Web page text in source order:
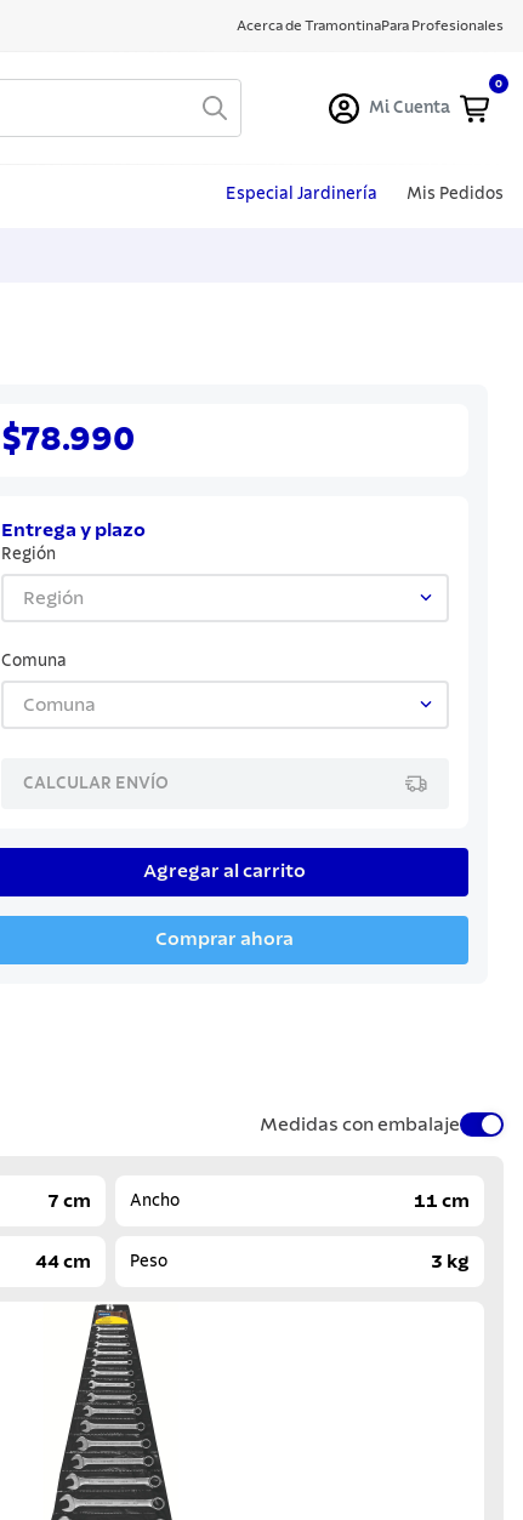
Acerca de TramontinaPara Profesionales
Mi Cuenta
0
Especial Jardinería Mis Pedidos
$78.990
Entrega y plazo
Región
Región
Comuna
Comuna
CALCULAR ENVÍO
Agregar al carrito
Comprar ahora
Medidas con embalaje
7 cm Ancho 11 cm
44 cm Peso 3 kg